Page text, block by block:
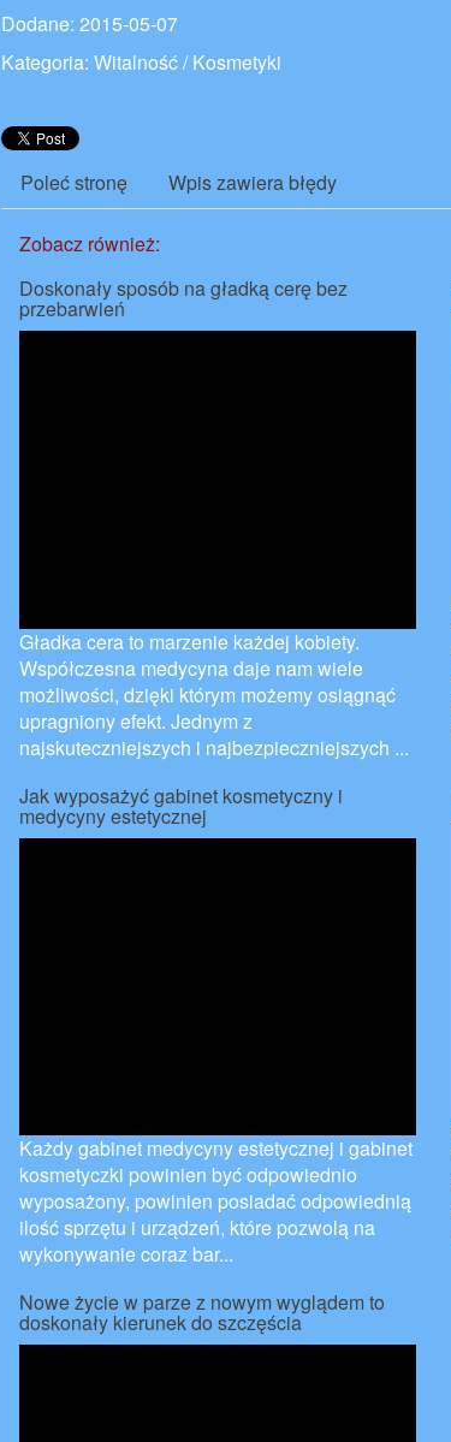
Dodane: 2015-05-07
Kategoria: Witalność / Kosmetyki
Poleć stronę Wpis zawiera błędy
Zobacz również:
Doskonały sposób na gładką cerę bez
przebarwień
Gładka cera to marzenie każdej kobiety.
Współczesna medycyna daje nam wiele
możliwości, dzięki którym możemy osiągnąć
upragniony efekt. Jednym z
najskuteczniejszych i najbezpieczniejszych ...
Jak wyposażyć gabinet kosmetyczny i
medycyny estetycznej
Każdy gabinet medycyny estetycznej i gabinet
kosmetyczki powinien być odpowiednio
wyposażony, powinien posiadać odpowiednią
ilość sprzętu i urządzeń, które pozwolą na
wykonywanie coraz bar...
Nowe życie w parze z nowym wyglądem to
doskonały kierunek do szczęścia